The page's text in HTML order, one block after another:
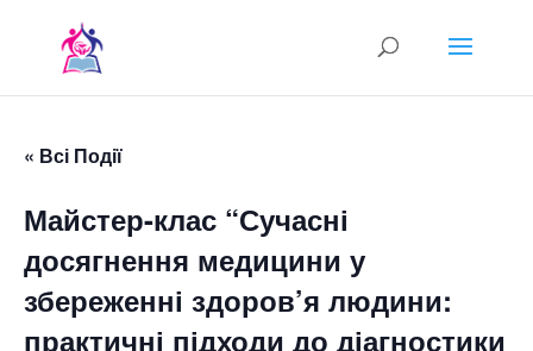
« Всі Події
Майстер-клас “Сучасні
досягнення медицини у
збереженні здоров’я людини:
практичні підходи до діагностики